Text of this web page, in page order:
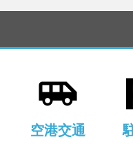
airport_shuttle
空港交通